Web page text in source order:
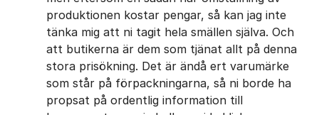
produktionen kostar pengar, så kan jag inte
tänka mig att ni tagit hela smällen själva. Och
att butikerna är dem som tjänat allt på denna
stora prisökning. Det är ändå ert varumärke
som står på förpackningarna, så ni borde ha
propsat på ordentlig information till